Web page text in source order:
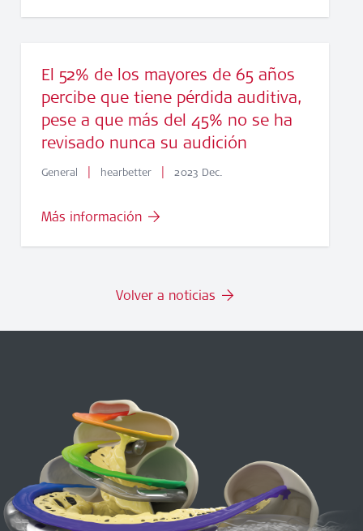
El 52% de los mayores de 65 años
percibe que tiene pérdida auditiva,
pese a que más del 45% no se ha
revisado nunca su audición
General | hearbetter | 2023 Dec.
Más información
Volver a noticias